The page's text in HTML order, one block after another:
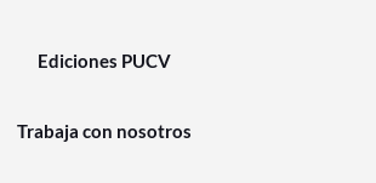
Ediciones PUCV
Trabaja con nosotros